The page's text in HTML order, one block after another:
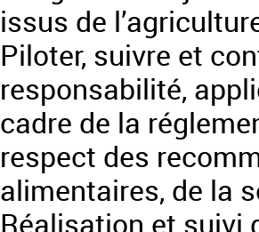
issus de
Piloter, suivre et
responsabilité,
cadre de la
respect des
alimentaires, de la
Réalisation et suivi